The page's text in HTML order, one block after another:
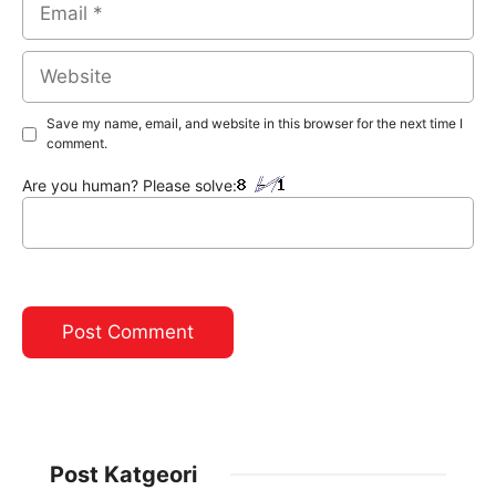
Website
Save my name, email, and website in this browser for the next time I
comment.
Are you human? Please solve:
Post Katgeori